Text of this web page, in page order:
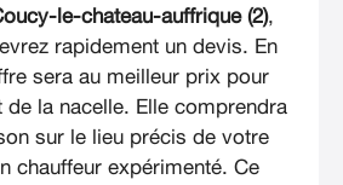
le-chateau-auffrique (2),
rapidement un devis. En
sera au meilleur prix pour
de la nacelle. Elle comprendra
sur le lieu précis de votre
chauffeur expérimenté. Ce